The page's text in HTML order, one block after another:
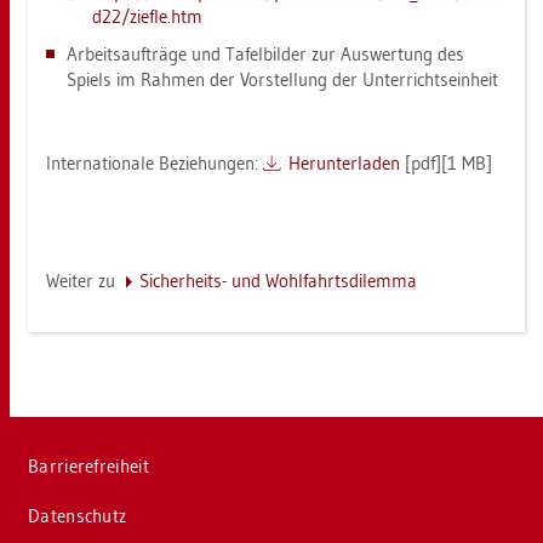
d22/​zief­le.​htm
Ar­beits­auf­trä­ge und Ta­fel­bil­der zur Aus­wer­tung des
Spiels im Rah­men der Vor­stel­lung der Un­ter­richts­ein­heit
In­ter­na­tio­na­le Be­zie­hun­gen: Her­un­ter­la­den [pdf][1 MB]
Wei­ter zu Si­cher­heits- und Wohl­fahrts­di­lem­ma
Bar­rie­re­frei­heit
Da­ten­schutz